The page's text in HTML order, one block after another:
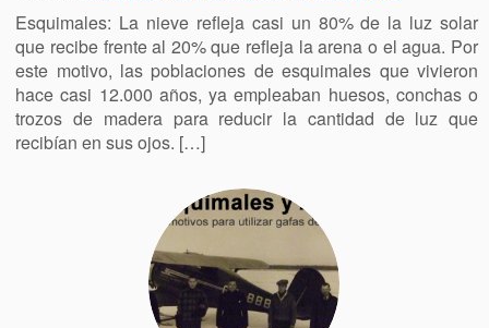
Esquimales: La nieve refleja casi un 80% de la luz solar
que recibe frente al 20% que refleja la arena o el agua. Por
este motivo, las poblaciones de esquimales que vivieron
hace casi 12.000 años, ya empleaban huesos, conchas o
trozos de madera para reducir la cantidad de luz que
recibían en sus ojos. […]